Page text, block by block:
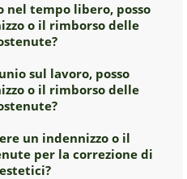
tempo libero, posso
o il rimborso delle
sul lavoro, posso
o il rimborso delle
un indennizzo o il
per la correzione di